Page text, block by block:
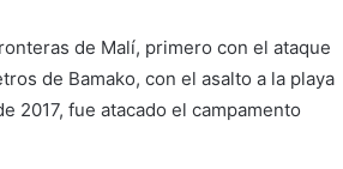
de Malí, primero con el ataque
de Bamako, con el asalto a la playa
2017, fue atacado el campamento